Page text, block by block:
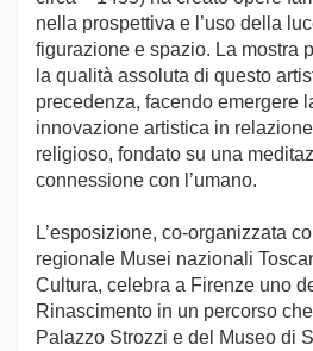
nella prospettiva e l’uso della
figurazione e spazio. La mostra
la qualità assoluta di questo
precedenza, facendo emergere
innovazione artistica in
religioso, fondato su una
connessione con l’umano.
L’esposizione, co-organizzata
regionale Musei nazionali
Cultura, celebra a Firenze uno
Rinascimento in un percorso
Palazzo Strozzi e del Museo di